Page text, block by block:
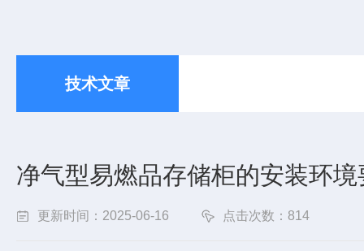
技术文章
净气型易燃品存储柜的安装环
更新时间：2025-06-16 点击次数：814